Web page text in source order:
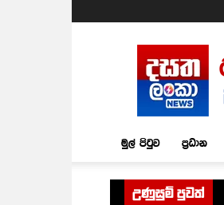
මුල් පිටුව ප්‍රධාන
උණුසුම් පුවත්